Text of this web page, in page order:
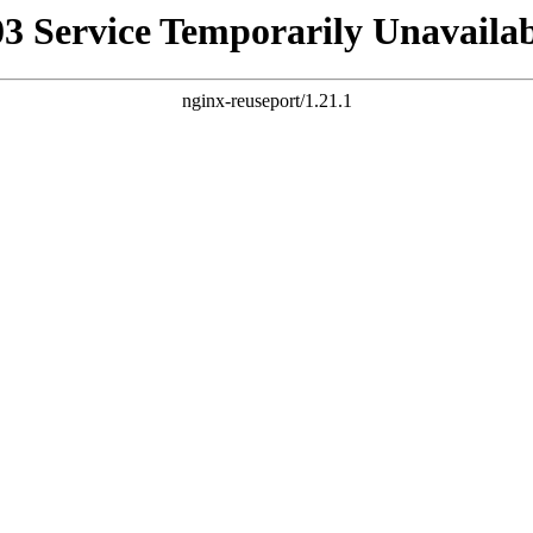
Service Temporarily
nginx-reuseport/1.21.1